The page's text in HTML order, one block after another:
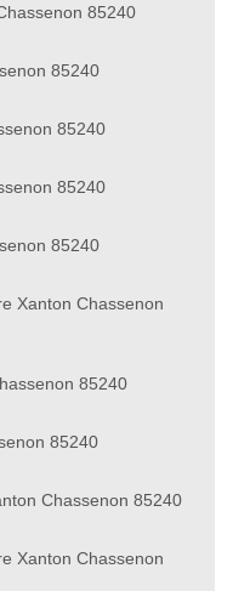
85240
85240
85240
85240
85240
Xanton Chassenon
85240
85240
Chassenon 85240
Xanton Chassenon